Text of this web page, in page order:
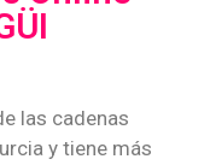
las cadenas
y tiene más